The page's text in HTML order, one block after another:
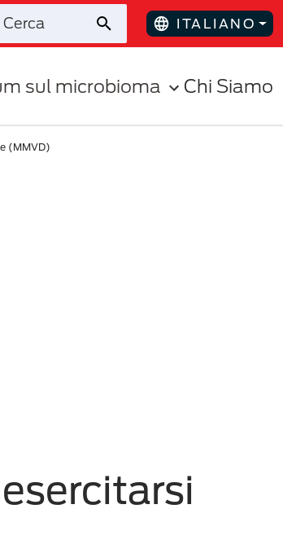
ITALIANO
sul microbioma Chi Siamo
(MMVD)